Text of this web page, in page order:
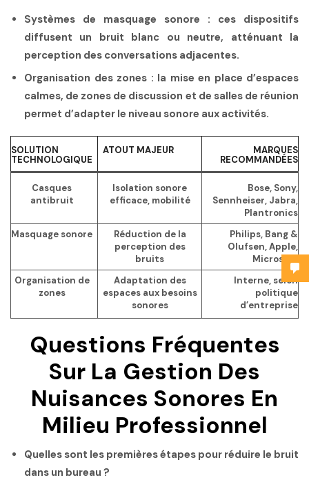
Systèmes de masquage sonore : ces dispositifs
diffusent un bruit blanc ou neutre, atténuant la
perception des conversations adjacentes.
Organisation des zones : la mise en place d’espaces
calmes, de zones de discussion et de salles de réunion
permet d’adapter le niveau sonore aux activités.
SOLUTION
TECHNOLOGIQUE
ATOUT MAJEUR
MARQUES
RECOMMANDÉES
Casques
antibruit
Isolation sonore
efficace, mobilité
Bose, Sony,
Sennheiser, Jabra,
Plantronics
Masquage sonore
Réduction de la
perception des
bruits
Philips, Bang &
Olufsen, Apple,
Microsoft
Organisation de
zones
Adaptation des
espaces aux besoins
sonores
Interne, selon
politique
d’entreprise
Questions Fréquentes
Sur La Gestion Des
Nuisances Sonores En
Milieu Professionnel
Quelles sont les premières étapes pour réduire le bruit
dans un bureau ?